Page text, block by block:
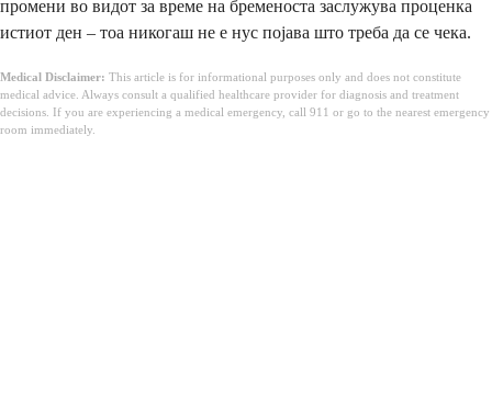
промени во видот за време на бременоста заслужува проценка
истиот ден – тоа никогаш не е нус појава што треба да се чека.
Medical Disclaimer: This article is for informational purposes only and does not constitute
medical advice. Always consult a qualified healthcare provider for diagnosis and treatment
decisions. If you are experiencing a medical emergency, call 911 or go to the nearest emergency
room immediately.